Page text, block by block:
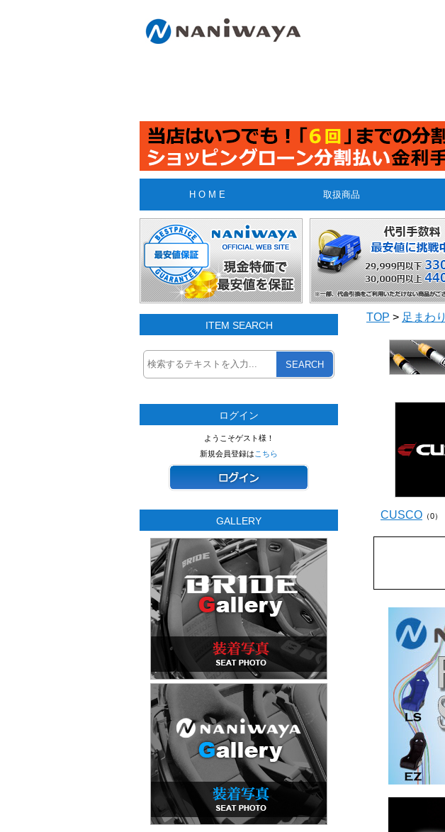
H O M E 取扱商品
ITEM SEARCH
SEARCH
ログイン
ようこそゲスト様！
新規会員登録は こちら
GALLERY
TOP > 足まわり
CUSCO （0）